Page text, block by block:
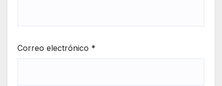
Correo electrónico *